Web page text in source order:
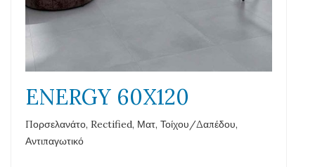
ENERGY 60X120
Πορσελανάτο, Rectified, Ματ, Τοίχου/Δαπέδου,
Αντιπαγωτικό